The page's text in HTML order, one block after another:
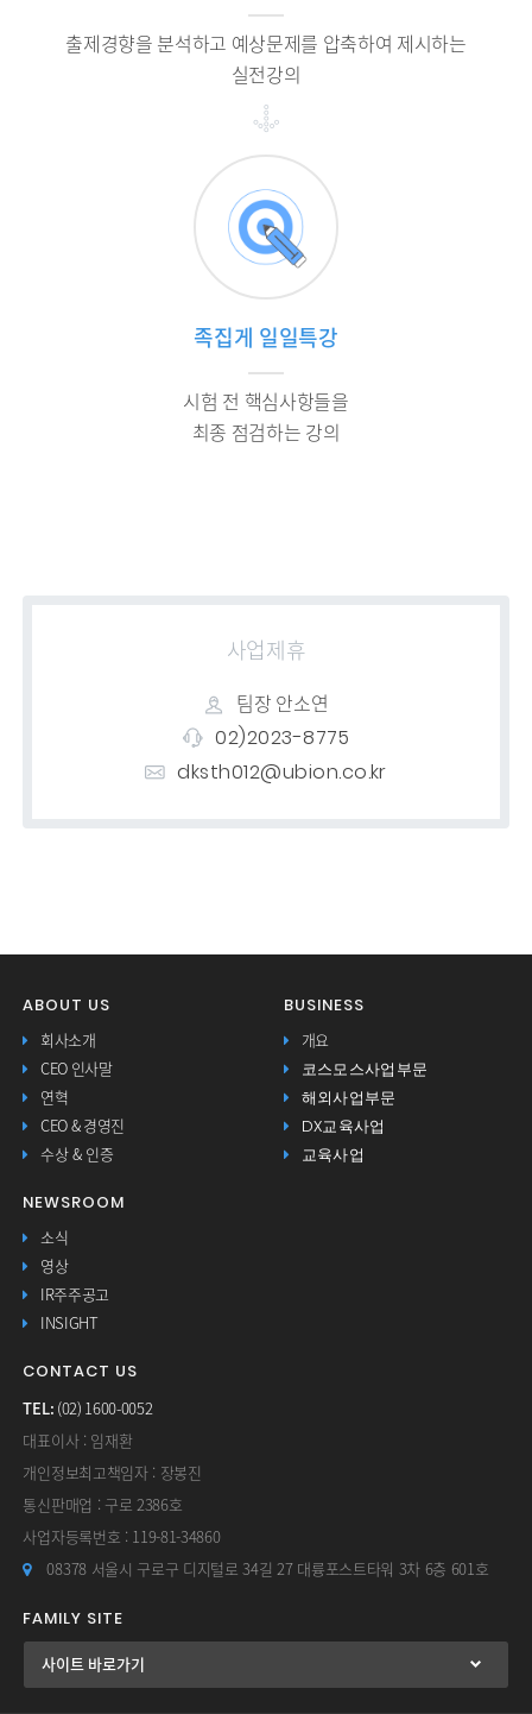
출제경향을 분석하고 예상문제를 압축하여 제시하는
실전강의
족집게 일일특강
시험 전 핵심사항들을
최종 점검하는 강의
사업제휴
팀장 안소연
02)2023-8775
dksth012@ubion.co.kr
ABOUT US
회사소개
CEO 인사말
연혁
CEO & 경영진
수상 & 인증
BUSINESS
개요
코스모스사업부문
해외사업부문
DX교육사업
교육사업
NEWSROOM
소식
영상
IR주주공고
INSIGHT
CONTACT US
TEL: (02) 1600-0052
대표이사 : 임재환
개인정보최고책임자 : 장봉진
통신판매업 : 구로 2386호
사업자등록번호 : 119-81-34860
08378 서울시 구로구 디지털로 34길 27 대륭포스트타워 3차 6층 601호
FAMILY SITE